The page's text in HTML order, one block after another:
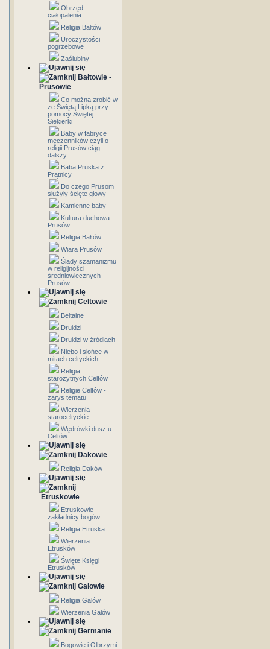
Obrzęd
ciałopalenia
Religia Bałtów
Uroczystości
pogrzebowe
Zaślubiny
Bałtowie -
Prusowie
Co można zrobić w
ze Świętą Lipką przy
pomocy Świętej
Siekierki
Baby w fabryce
męczenników czyli o
religii Prusów ciąg
dalszy
Baba Pruska z
Prątnicy
Do czego Prusom
służyły ścięte głowy
Kamienne baby
Kultura duchowa
Prusów
Religia Bałtów
Wiara Prusów
Ślady szamanizmu
w religijności
średniowiecznych
Prusów
Celtowie
Beltaine
Druidzi
Druidzi w źródłach
Niebo i słońce w
mitach celtyckich
Religia
starożytnych Celtów
Religie Celtów -
zarys tematu
Wierzenia
staroceltyckie
Wędrówki dusz u
Celtów
Dakowie
Religia Daków
Etruskowie
Etruskowie -
zakładnicy bogów
Religia Etruska
Wierzenia
Etrusków
Święte Księgi
Etrusków
Galowie
Religia Galów
Wierzenia Galów
Germanie
Bogowie i Olbrzymi